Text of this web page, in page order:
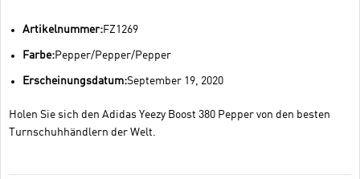
Artikelnummer:FZ1269
Farbe:Pepper/Pepper/Pepper
Erscheinungsdatum:September 19, 2020
Holen Sie sich den Adidas Yeezy Boost 380 Pepper von den besten
Turnschuhhändlern der Welt.